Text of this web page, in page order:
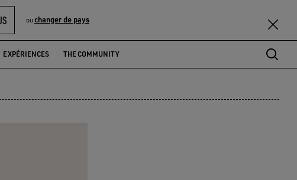
ou changer de pays
EXPÉRIENCES THE COMMUNITY